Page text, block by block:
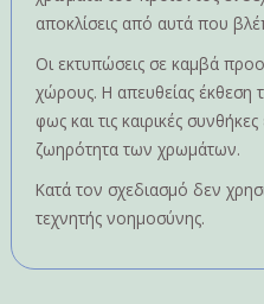
αποκλίσεις από αυτά που
Οι εκτυπώσεις σε καμβά
χώρους. Η απευθείας έκθεση
φως και τις καιρικές
ζωηρότητα των χρωμάτων.
Κατά τον σχεδιασμό δεν
τεχνητής νοημοσύνης.